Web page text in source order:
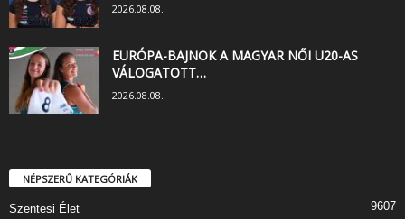
2026.08.08.
EURÓPA-BAJNOK A MAGYAR NŐI U20-AS
VÁLOGATOTT…
2026.08.08.
NÉPSZERŰ KATEGÓRIÁK
Szentesi Élet 9607